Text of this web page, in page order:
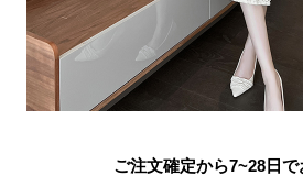
ご注文確定から7~28日